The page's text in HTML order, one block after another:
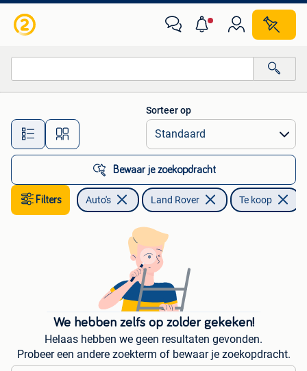
Alle afstanden…
Sorteer op
Bewaar je zoekopdracht
Filters Auto's Land Rover Te koop
We hebben zelfs op zolder gekeken!
Helaas hebben we geen resultaten gevonden.
Probeer een andere zoekterm of bewaar je zoekopdracht.